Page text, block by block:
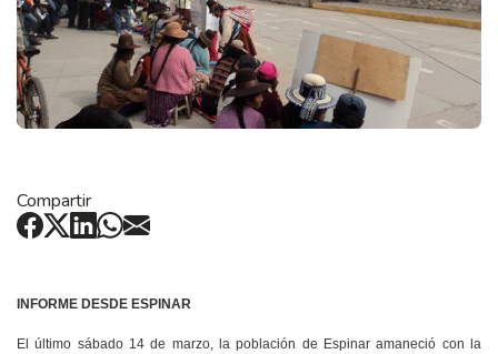
Compartir
INFORME DESDE ESPINAR
El último sábado 14 de marzo, la población de Espinar amaneció con la